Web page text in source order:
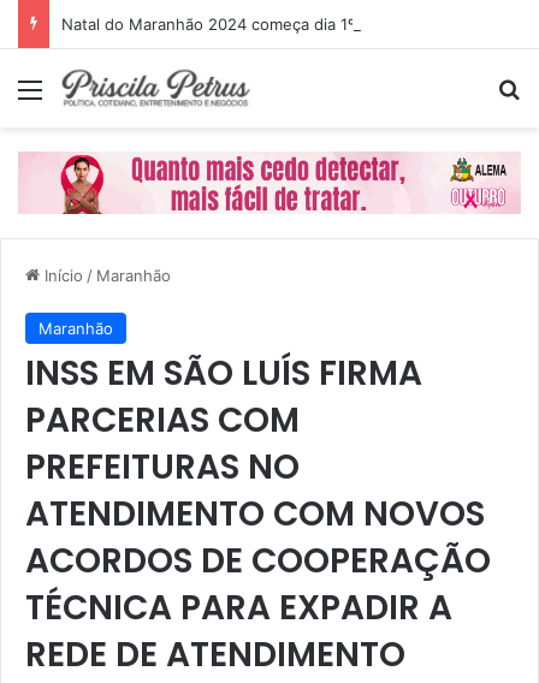
Natal do Maranhão 2024 começa dia 1º de dezembro
Menu
Início / Maranhão
Maranhão
INSS EM SÃO LUÍS FIRMA
PARCERIAS COM
PREFEITURAS NO
ATENDIMENTO COM NOVOS
ACORDOS DE COOPERAÇÃO
TÉCNICA PARA EXPADIR A
REDE DE ATENDIMENTO